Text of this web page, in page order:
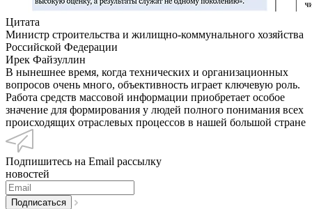
Цитата
Министр строительства и жилищно-коммунального хозяйства
Российской Федерации
Ирек Файзуллин
В нынешнее время, когда технических и организационных
вопросов очень много, объективность играет ключевую роль.
Работа средств массовой информации приобретает особое
значение для формирования у людей полного понимания всех
происходящих отраслевых процессов в нашей большой стране
Подпишитесь на Email рассылку
новостей